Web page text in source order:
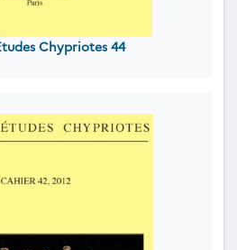
Chypriotes 44